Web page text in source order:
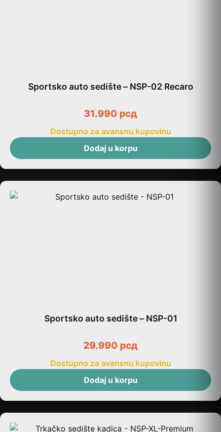
Sportsko auto sedište – NSP-02 Recaro
31.990 рсд
Dostupno za avansnu kupovinu
Dodaj u korpu
Sportsko auto sedište – NSP-01
29.990 рсд
Dostupno za avansnu kupovinu
Dodaj u korpu